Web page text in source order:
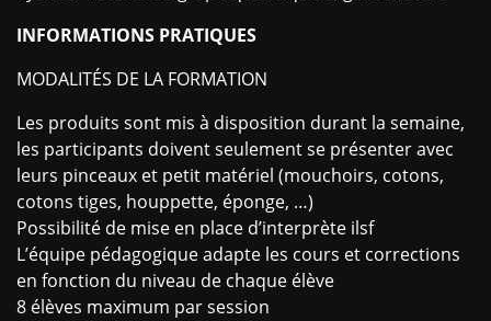
INFORMATIONS PRATIQUES
MODALITÉS DE LA FORMATION
Les produits sont mis à disposition durant la semaine,
les participants doivent seulement se présenter avec
leurs pinceaux et petit matériel (mouchoirs, cotons,
cotons tiges, houppette, éponge, …)
Possibilité de mise en place d’interprète ilsf
L’équipe pédagogique adapte les cours et corrections
en fonction du niveau de chaque élève
8 élèves maximum par session